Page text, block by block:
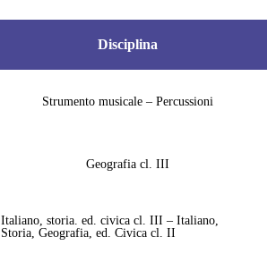
Disciplina
Strumento musicale – Percussioni
Geografia cl. III
Italiano, storia. ed. civica cl. III – Italiano,
Storia, Geografia, ed. Civica cl. II